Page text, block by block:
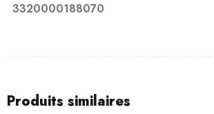
3320000188070
Produits similaires